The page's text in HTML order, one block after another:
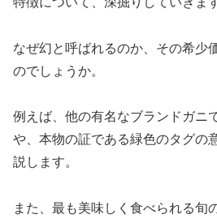
なぜ幻と呼ばれるのか、その希少
のでしょうか。
例えば、他の有名なブランドガニ
や、本物の証である緑色のタグの
説します。
また、最も美味しく食べられる旬